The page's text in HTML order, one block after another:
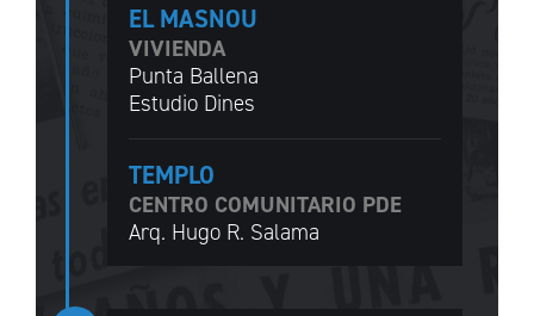
EL MASNOU
VIVIENDA
Punta Ballena
Estudio Dines
TEMPLO
CENTRO COMUNITARIO PDE
Arq. Hugo R. Salama